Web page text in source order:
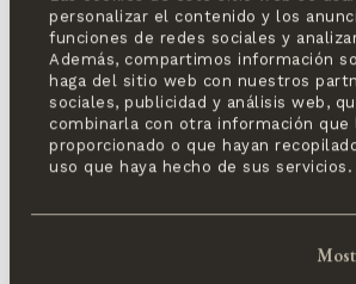
personalizar el contenido y los
funciones de redes sociales y
Además, compartimos información
haga del sitio web con nuestros
sociales, publicidad y análisis web,
combinarla con otra información que
proporcionado o que hayan
uso que haya hecho de sus servicios.